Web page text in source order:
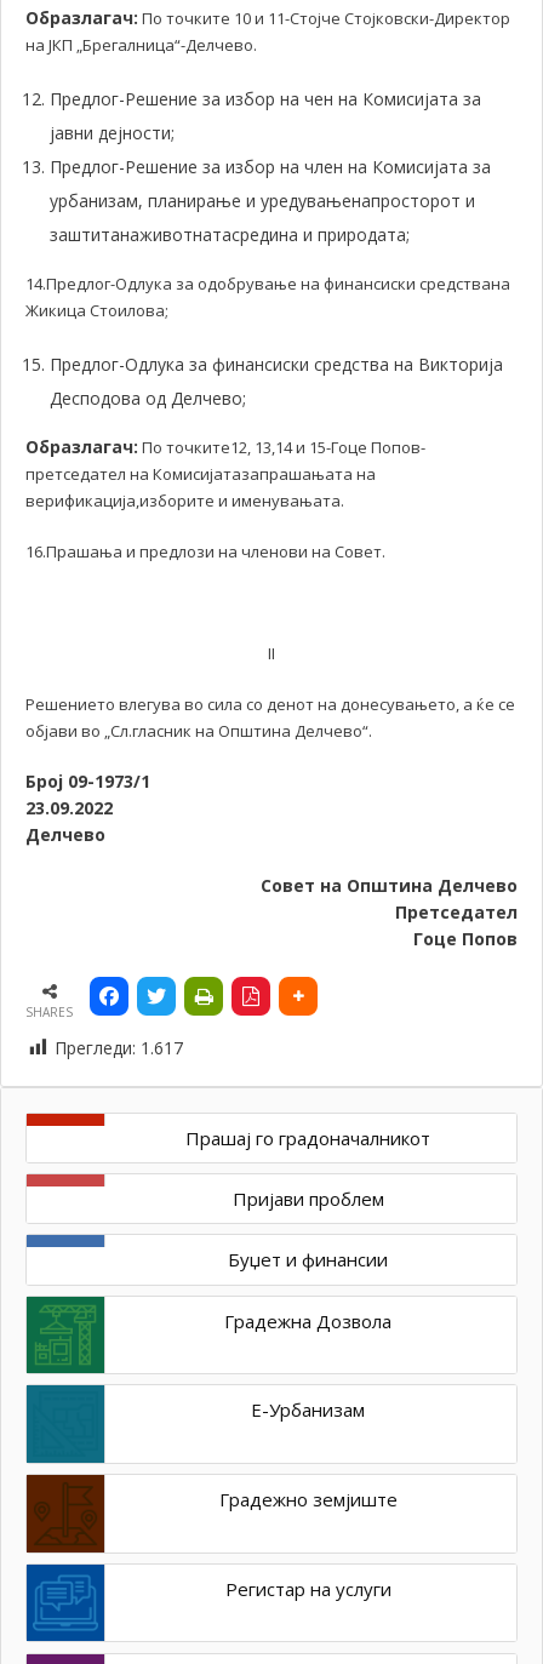
Образлагач: По точките 10 и 11-Стојче Стојковски-Директор
на ЈКП „Брегалница“-Делчево.
Предлог-Решение за избор на чен на Комисијата за
јавни дејности;
Предлог-Решение за избор на член на Комисијата за
урбанизам, планирање и уредувањенапросторот и
заштитанаживотнатасредина и природата;
14.Предлог-Одлука за одобрување на финансиски средствана
Жикица Стоилова;
Предлог-Одлука за финансиски средства на Викторија
Десподова од Делчево;
Образлагач: По точките12, 13,14 и 15-Гоце Попов-
претседател на Комисијатазапрашањата на
верификација,изборите и именувањата.
16.Прашања и предлози на членови на Совет.
II
Решението влегува во сила со денот на донесувањето, а ќе се
објави во „Сл.гласник на Општина Делчево“.
Број 09-1973/1
23.09.2022
Делчево
Совет на Општина Делчево
Претседател
Гоце Попов
SHARES
Прегледи: 1.617
Прашај го градоначалникот
Пријави проблем
Буџет и финансии
Градежна Дозвола
Е-Урбанизам
Градежно земјиште
Регистар на услуги